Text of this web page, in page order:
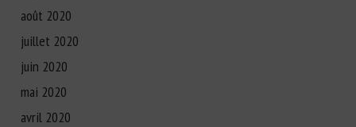
août 2020
juillet 2020
juin 2020
mai 2020
avril 2020